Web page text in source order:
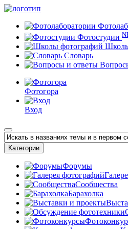
Фотостудии
Словарь
Фотогора
Вход
Категории
Форумы
Сообщества
Барахолка